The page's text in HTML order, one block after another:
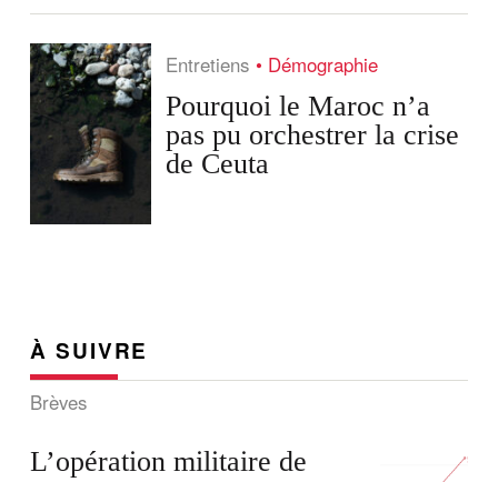
Entretiens Démographie
Pourquoi le Maroc n’a
pas pu orchestrer la crise
de Ceuta
À SUIVRE
Brèves
L’opération militaire de